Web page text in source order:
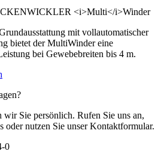
mit vollautomatischer
bietet der MultiWinder eine
bei Gewebebreiten bis 4 m.
wir Sie persönlich. Rufen Sie uns an,
oder nutzen Sie unser Kontaktformular.
0